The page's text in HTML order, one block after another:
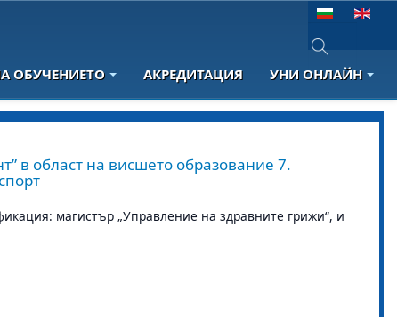
Изберете език
Type 2 or
ОБУЧЕНИЕТО АКРЕДИТАЦИЯ УНИ ОНЛАЙН
в област на висшето образование 7.
магистър „Управление на здравните грижи“, и